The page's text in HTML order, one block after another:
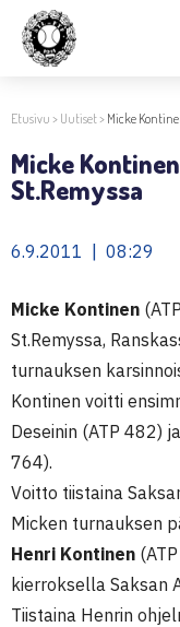
Etusivu > Uutiset> Micke
Micke
St.Remyssa
6.9.2011 | 08:29
Micke Kontinen
St.Remyssa,
turnauksen
Kontinen voitti
Deseinin (ATP 482)
764).
Voitto tiistaina
Micken turnauksen
Henri Kontinen
kierroksella Saksan
Tiistaina Henrin